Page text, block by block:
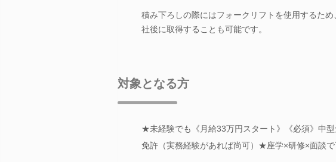
積み下ろしの際にはフォークリフトを使用するた
社後に取得することも可能です。
対象となる方
★未経験でも《月給33万円スタート》《必須》中
免許（実務経験があれば尚可）★座学×研修×面談